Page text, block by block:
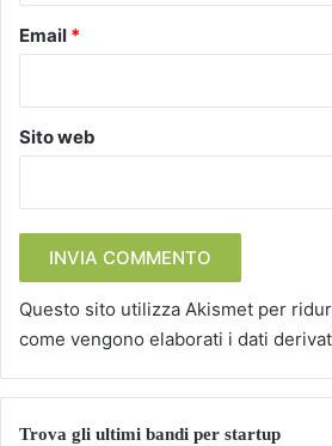
Email *
Sito web
Questo sito utilizza Akismet per
come vengono elaborati i dati
Trova gli ultimi bandi per startup